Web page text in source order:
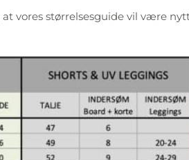
vores størrelsesguide vil være